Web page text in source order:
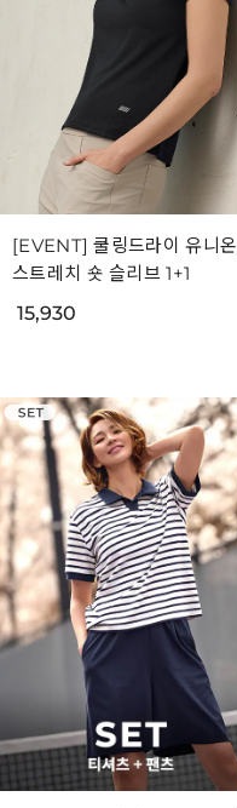
[EVENT] 쿨링드라이 유니온
스트레치 숏 슬리브 1+1
15,930